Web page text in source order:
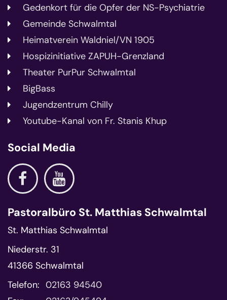
Gedenkort für die Opfer der NS-Psychiatrie
Gemeinde Schwalmtal
Heimatverein Waldniel/VN 1905
Hospizinitiative ZAPUH-Grenzland
Theater PurPur Schwalmtal
BigBass
Jugendzentrum Chilly
Youtube-Kanal von Fr. Stanis Khup
Social Media
Pastoralbüro St. Matthias Schwalmtal
St. Matthias Schwalmtal
Niederstr. 31
41366 Schwalmtal
Telefon: 02163 94540